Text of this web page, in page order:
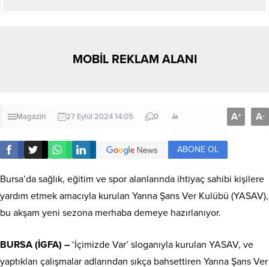
MOBİL REKLAM ALANI
Magazin 27 Eylül 2024 14:05 0 A+ A-
ABONE OL
Bursa’da sağlık, eğitim ve spor alanlarında ihtiyaç sahibi kişilere
yardım etmek amacıyla kurulan Yarına Şans Ver Kulübü (YASAV),
bu akşam yeni sezona merhaba demeye hazırlanıyor.
BURSA (İGFA) – ‘İçimizde Var’ sloganıyla kurulan YASAV, ve
yaptıkları çalışmalar adlarından sıkça bahsettiren Yarına Şans Ver